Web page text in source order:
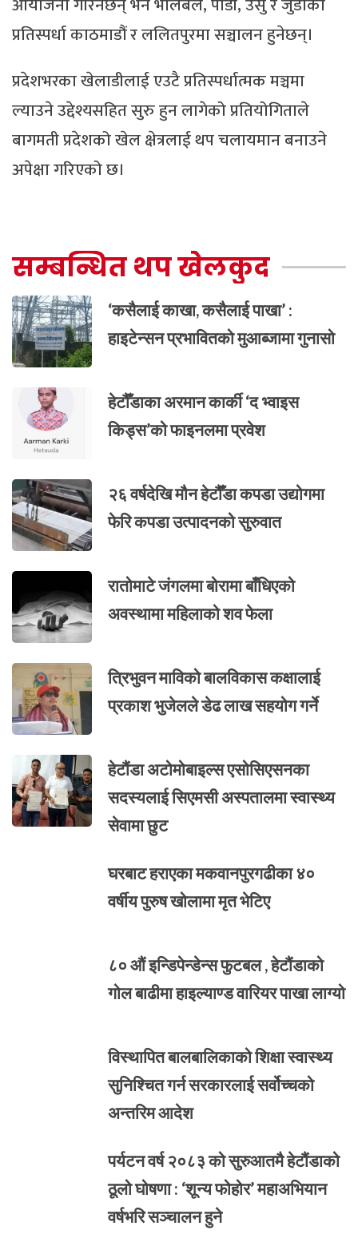
प्रतिस्पर्धा काठमाडौं र ललितपुरमा सञ्चालन हुनेछन्।
प्रदेशभरका खेलाडीलाई एउटै प्रतिस्पर्धात्मक मञ्चमा
ल्याउने उद्देश्यसहित सुरु हुन लागेको प्रतियोगिताले
बागमती प्रदेशको खेल क्षेत्रलाई थप चलायमान बनाउने
अपेक्षा गरिएको छ।
सम्बन्धित थप खेलकुद
‘कसैलाई काखा, कसैलाई पाखा’ :
हाइटेन्सन प्रभावितको मुआब्जामा गुनासो
हेटौँडाका अरमान कार्की ‘द भ्वाइस
किड्स’को फाइनलमा प्रवेश
२६ वर्षदेखि मौन हेटौँडा कपडा उद्योगमा
फेरि कपडा उत्पादनको सुरुवात
रातोमाटे जंगलमा बोरामा बाँधिएको
अवस्थामा महिलाको शव फेला
त्रिभुवन माविको बालविकास कक्षालाई
प्रकाश भुजेलले डेढ लाख सहयोग गर्ने
हेटौंडा अटोमोबाइल्स एसोसिएसनका
सदस्यलाई सिएमसी अस्पतालमा स्वास्थ्य
सेवामा छुट
घरबाट हराएका मकवानपुरगढीका ४०
वर्षीय पुरुष खोलामा मृत भेटिए
८० औं इन्डिपेन्डेन्स फुटबल , हेटौंडाको
गोल बाढीमा हाइल्याण्ड वारियर पाखा लाग्यो
विस्थापित बालबालिकाको शिक्षा स्वास्थ्य
सुनिश्चित गर्न सरकारलाई सर्वोच्चको
अन्तरिम आदेश
पर्यटन वर्ष २०८३ को सुरुआतमै हेटौंडाको
ठूलो घोषणा : ‘शून्य फोहोर’ महाअभियान
वर्षभरि सञ्चालन हुने